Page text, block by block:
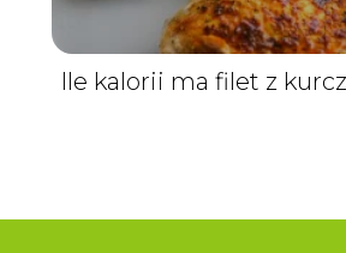
Ile kalorii ma filet z